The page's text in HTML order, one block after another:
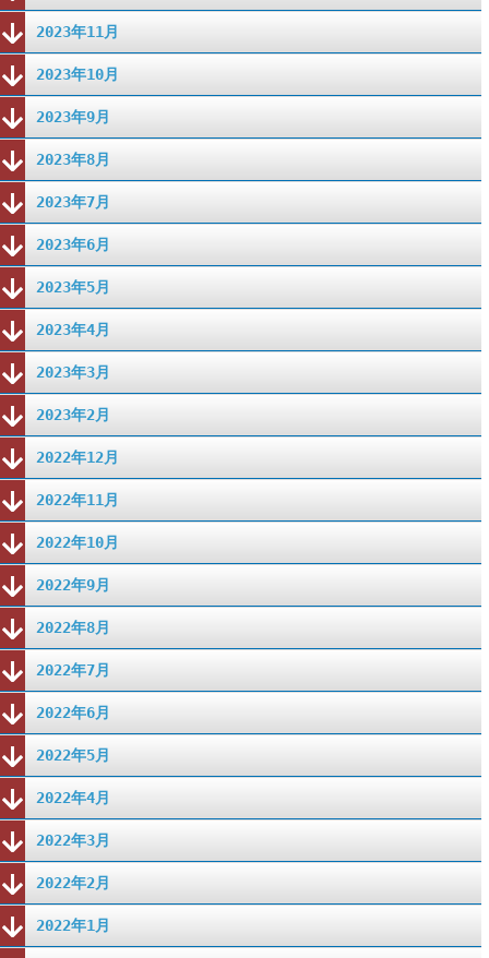
2023年11月
2023年10月
2023年9月
2023年8月
2023年7月
2023年6月
2023年5月
2023年4月
2023年3月
2023年2月
2022年12月
2022年11月
2022年10月
2022年9月
2022年8月
2022年7月
2022年6月
2022年5月
2022年4月
2022年3月
2022年2月
2022年1月